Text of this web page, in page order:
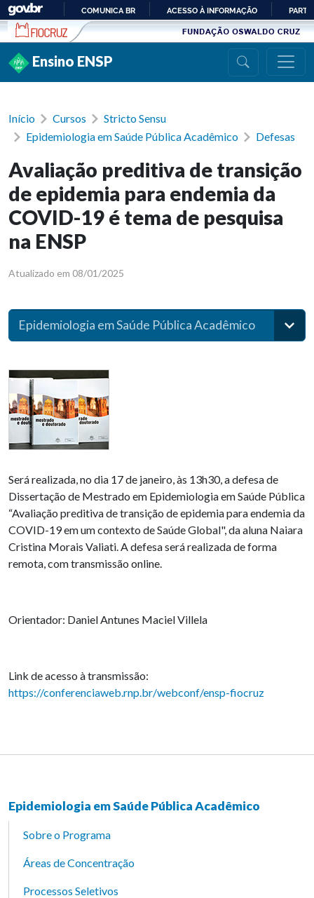
Ir para conteúdo
PARA
COMUNICA BR ACESSO À INFORMAÇÃO
Ensino ENSP
Início Cursos
Stricto Sensu
Epidemiologia em Saúde Pública Acadêmico
Defesas
Avaliação preditiva de transição
de epidemia para endemia da
COVID-19 é tema de pesquisa
na ENSP
Atualizado em 08/01/2025
Epidemiologia em Saúde Pública Acadêmico
Será realizada, no dia 17 de janeiro, às 13h30, a defesa de
Dissertação de Mestrado em Epidemiologia em Saúde Pública
“Avaliação preditiva de transição de epidemia para endemia da
COVID-19 em um contexto de Saúde Global", da aluna Naiara
Cristina Morais Valiati. A defesa será realizada de forma
remota, com transmissão online.
Orientador: Daniel Antunes Maciel Villela
Link de acesso à transmissão:
https://conferenciaweb.rnp.br/webconf/ensp-fiocruz
Epidemiologia em Saúde Pública Acadêmico
Sobre o Programa
Áreas de Concentração
Processos Seletivos